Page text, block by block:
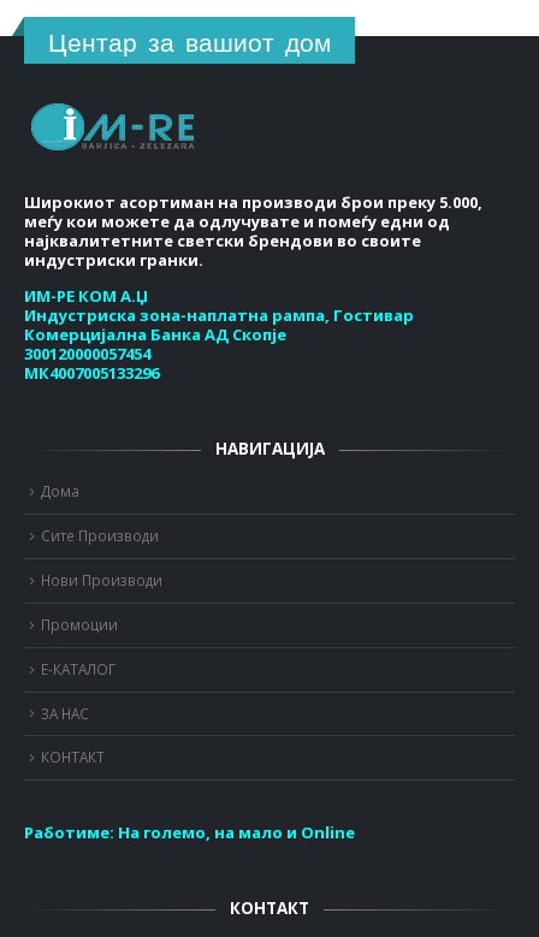
Центар за вашиот дом
Широкиот асортиман на производи брои преку 5.000,
меѓу кои можете да одлучувате и помеѓу едни од
најквалитетните светски брендови во своите
индустриски гранки.
ИМ-РЕ КОМ А.Џ
Индустриска зона-наплатна рампа, Гостивар
Комерцијална Банка АД Скопје
300120000057454
МК4007005133296
НАВИГАЦИЈА
Дома
Сите Производи
Нови Производи
Промоции
Е-КАТАЛОГ
ЗА НАС
КОНТАКТ
Работиме: На големо, на мало и Online
КОНТАКТ